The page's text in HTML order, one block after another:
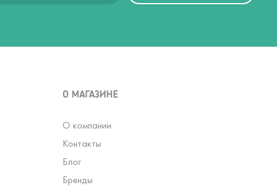
О МАГАЗИНЕ
О компании
Контакты
Блог
Бренды